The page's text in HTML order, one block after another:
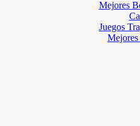
Mejores
Juegos